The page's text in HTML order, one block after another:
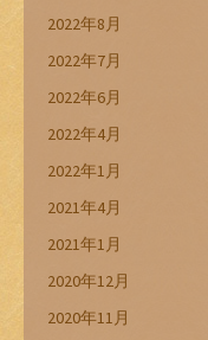
2022年8月
2022年7月
2022年6月
2022年4月
2022年1月
2021年4月
2021年1月
2020年12月
2020年11月